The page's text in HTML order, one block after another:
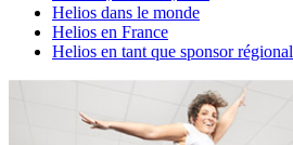
Helios dans le monde
Helios en France
Helios en tant que sponsor régional